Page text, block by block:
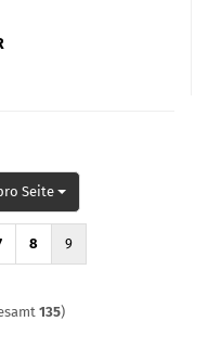
Seite
Seite
8 9
135)